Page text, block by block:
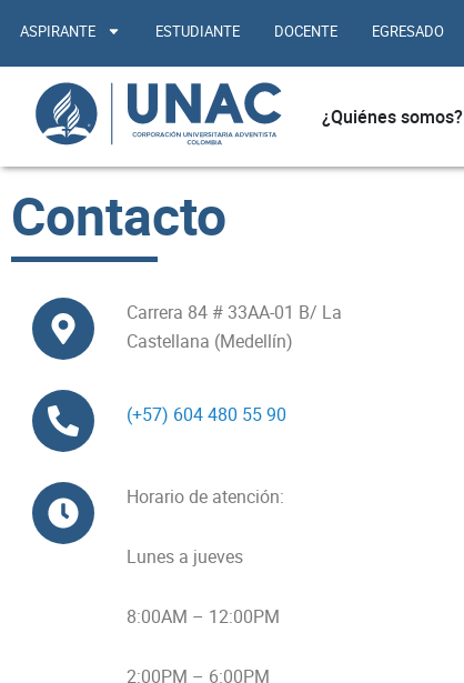
contenido
ASPIRANTE ESTUDIANTE DOCENTE EGRESADO
¿Quiénes somos?
Contacto
Carrera 84 # 33AA-01 B/ La
Castellana (Medellín)
(+57) 604 480 55 90
Horario de atención:
Lunes a jueves
8:00AM – 12:00PM
2:00PM – 6:00PM